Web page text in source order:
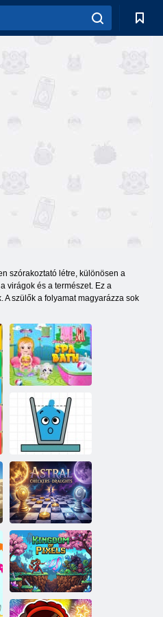
szórakoztató létre, különösen a
virágok és a természet. Ez a
szülők a folyamat magyarázza sok
Baby Hazel
gyógyfürdő
Boldog pohár
rejtvények
Astral Checkers
Drafts